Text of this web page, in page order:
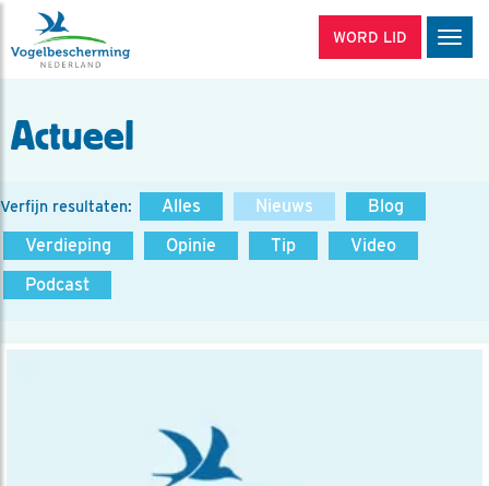
WORD LID
Actueel
Verfijn resultaten: Alles Nieuws
Blog
Verdieping
Opinie Tip
Video
Podcast